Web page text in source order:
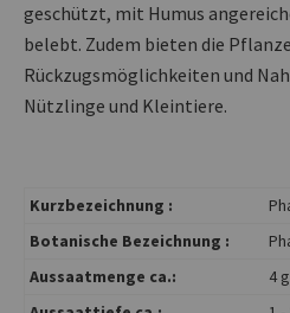
geschützt, mit Humus
belebt. Zudem bieten die
Rückzugsmöglichkeiten und
Nützlinge und Kleintiere.
Kurzbezeichnung :
Botanische Bezeichnung :
Aussaatmenge ca.:
4